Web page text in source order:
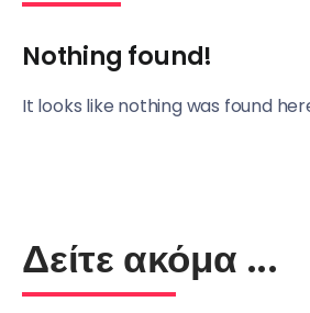
Nothing found!
It looks like nothing was found
Δείτε ακόμα ...